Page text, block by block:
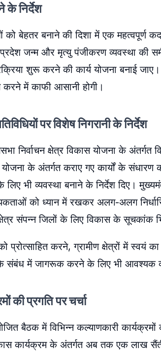
के निर्देश
को बेहतर बनाने की दिशा में एक महत्वपूर्ण
जन्म और मृत्यु पंजीकरण व्यवस्था की
शुरू करने की कार्य योजना बनाई
करने में काफी आसानी होगी।
पर विशेष निगरानी के निर्देश
निर्वाचन क्षेत्र विकास योजना के अंतर्गत
के अंतर्गत कराए गए कार्यों के संधारण
लिए भी व्यवस्था बनाने के निर्देश दिए।
को ध्यान में रखकर अलग-अलग
संपन्न जिलों के लिए विकास के सूचकांक
करने, ग्रामीण क्षेत्रों में स्वयं
संबंध में जागरूक करने के लिए भी आवश्यक
की प्रगति पर चर्चा
बैठक में विभिन्न कल्याणकारी
कार्यक्रम के अंतर्गत अब तक एक लाख